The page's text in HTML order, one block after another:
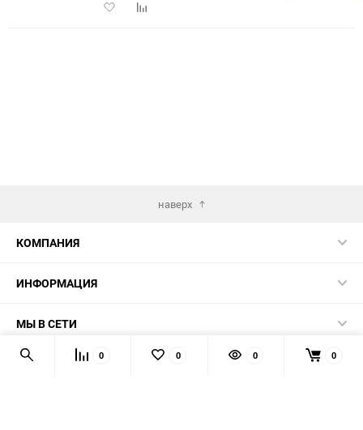
ДобавитьДобавить
наверх
КОМПАНИЯ
ИНФОРМАЦИЯ
МЫ В СЕТИ
КОНТАКТЫ
0 0 0 0